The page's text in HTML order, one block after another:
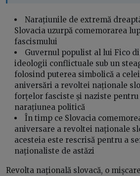
Narațiunile de extremă
Slovacia uzurpă comemorarea
fascismului
Guvernul populist al lui Fico
ideologii conflictuale sub un
folosind puterea simbolică a
aniversări a revoltei naționale
forțelor fasciste și naziste pentru
narațiunea politică
În timp ce Slovacia
aniversare a revoltei naționale
acesteia este rescrisă pentru a
naționaliste de astăzi
Revolta națională slovacă, o